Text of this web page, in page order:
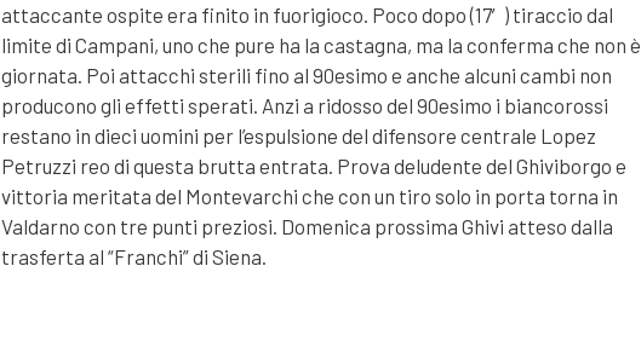
attaccante ospite era finito in fuorigioco. Poco dopo (17′) tiraccio dal
limite di Campani, uno che pure ha la castagna, ma la conferma che non è
giornata. Poi attacchi sterili fino al 90esimo e anche alcuni cambi non
producono gli effetti sperati. Anzi a ridosso del 90esimo i biancorossi
restano in dieci uomini per l’espulsione del difensore centrale Lopez
Petruzzi reo di questa brutta entrata. Prova deludente del Ghiviborgo e
vittoria meritata del Montevarchi che con un tiro solo in porta torna in
Valdarno con tre punti preziosi. Domenica prossima Ghivi atteso dalla
trasferta al “Franchi” di Siena.